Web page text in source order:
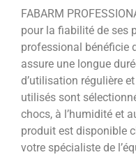
FABARM
pour la fiabilité de ses
professional bénéficie
assure une longue
d’utilisation régulière
utilisés sont
chocs, à l’humidité et
produit est disponible
votre spécialiste de